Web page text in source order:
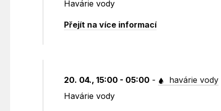
Havárie vody
Přejít na více informací
20. 04., 15:00 - 05:00 - havárie vody
Havárie vody